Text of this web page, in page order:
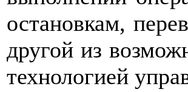
остановкам,
другой из
технологией